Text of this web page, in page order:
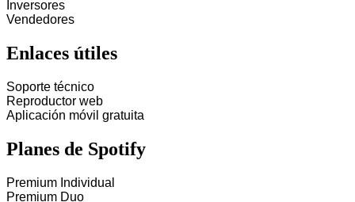
Inversores
Vendedores
Enlaces útiles
Soporte técnico
Reproductor web
Aplicación móvil gratuita
Planes de Spotify
Premium Individual
Premium Duo